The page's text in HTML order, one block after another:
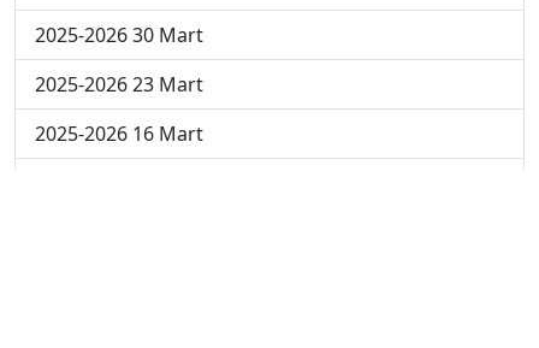
2025-2026 30 Mart
2025-2026 23 Mart
2025-2026 16 Mart